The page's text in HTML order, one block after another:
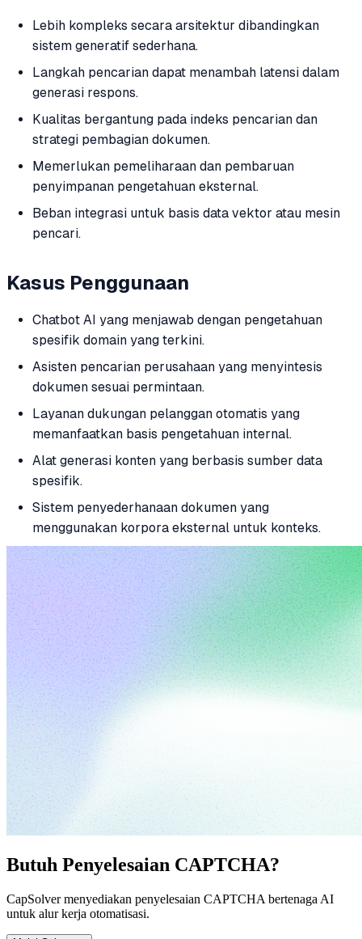
Lebih kompleks secara arsitektur dibandingkan
sistem generatif sederhana.
Langkah pencarian dapat menambah latensi dalam
generasi respons.
Kualitas bergantung pada indeks pencarian dan
strategi pembagian dokumen.
Memerlukan pemeliharaan dan pembaruan
penyimpanan pengetahuan eksternal.
Beban integrasi untuk basis data vektor atau mesin
pencari.
Kasus Penggunaan
Chatbot AI yang menjawab dengan pengetahuan
spesifik domain yang terkini.
Asisten pencarian perusahaan yang menyintesis
dokumen sesuai permintaan.
Layanan dukungan pelanggan otomatis yang
memanfaatkan basis pengetahuan internal.
Alat generasi konten yang berbasis sumber data
spesifik.
Sistem penyederhanaan dokumen yang
menggunakan korpora eksternal untuk konteks.
Butuh Penyelesaian CAPTCHA?
CapSolver menyediakan penyelesaian CAPTCHA bertenaga AI
untuk alur kerja otomatisasi.